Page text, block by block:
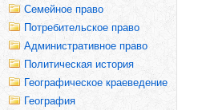
Семейное право
Потребительское право
Административное право
Политическая история
Географическое краеведение
География